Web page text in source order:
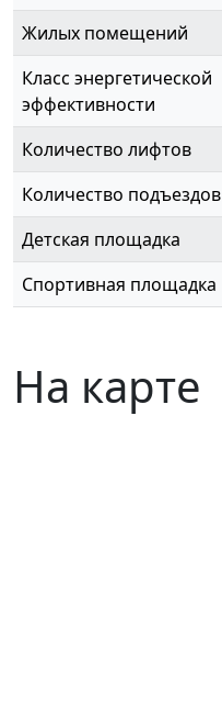
Жилых помещений
Класс энергетической
эффективности
Количество лифтов
Количество подъездов
Детская площадка
Спортивная площадка
На карте